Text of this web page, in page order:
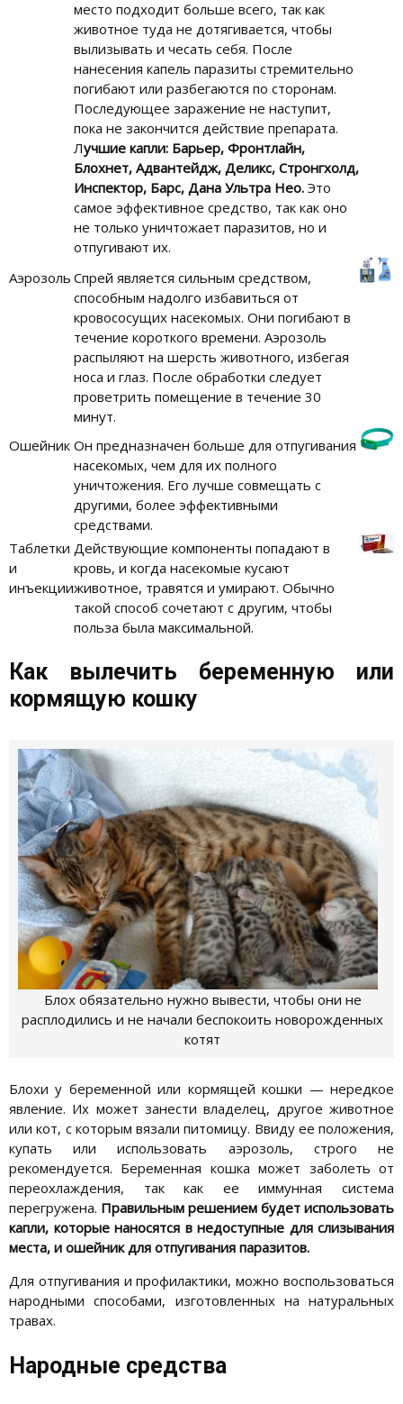
место подходит больше всего, так как
животное туда не дотягивается, чтобы
вылизывать и чесать себя. После
нанесения капель паразиты стремительно
погибают или разбегаются по сторонам.
Последующее заражение не наступит,
пока не закончится действие препарата.
Лучшие капли: Барьер, Фронтлайн,
Блохнет, Адвантейдж, Деликс, Стронгхолд,
Инспектор, Барс, Дана Ультра Нео. Это
самое эффективное средство, так как оно
не только уничтожает паразитов, но и
отпугивают их.
Аэрозоль Спрей является сильным средством,
способным надолго избавиться от
кровососущих насекомых. Они погибают в
течение короткого времени. Аэрозоль
распыляют на шерсть животного, избегая
носа и глаз. После обработки следует
проветрить помещение в течение 30
минут.
Ошейник Он предназначен больше для отпугивания
насекомых, чем для их полного
уничтожения. Его лучше совмещать с
другими, более эффективными
средствами.
Таблетки
и
инъекции
Действующие компоненты попадают в
кровь, и когда насекомые кусают
животное, травятся и умирают. Обычно
такой способ сочетают с другим, чтобы
польза была максимальной.
Как вылечить беременную или
кормящую кошку
Блох обязательно нужно вывести, чтобы они не
расплодились и не начали беспокоить новорожденных
котят
Блохи у беременной или кормящей кошки — нередкое
явление. Их может занести владелец, другое животное
или кот, с которым вязали питомицу. Ввиду ее положения,
купать или использовать аэрозоль, строго не
рекомендуется. Беременная кошка может заболеть от
переохлаждения, так как ее иммунная система
перегружена. Правильным решением будет использовать
капли, которые наносятся в недоступные для слизывания
места, и ошейник для отпугивания паразитов.
Для отпугивания и профилактики, можно воспользоваться
народными способами, изготовленных на натуральных
травах.
Народные средства